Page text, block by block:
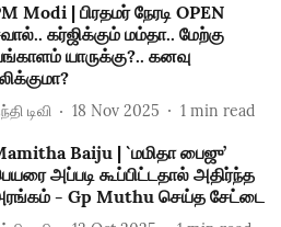
Modi | பிரதமர் நேரடி OPEN
கர்ஜிக்கும் மம்தா.. மேற்கு
யாருக்கு?.. கனவு
டிவி 18 Nov 2025 1 min read
Baiju | `மமிதா பைஜு’
அப்படி கூப்பிட்டதால் அதிர்ந்த
- Gp Muthu செய்த சேட்டை